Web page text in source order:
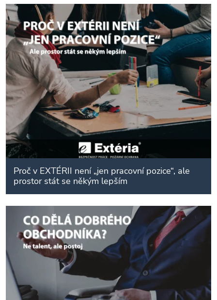
Proč v EXTÉRII není „jen pracovní pozice“, ale
prostor stát se někým lepším